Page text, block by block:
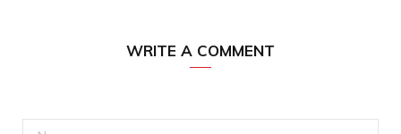
WRITE A COMMENT